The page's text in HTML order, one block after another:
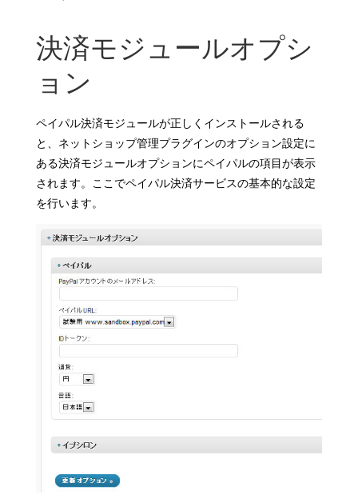
決済モジュールオプシ
ョン
ペイパル決済モジュールが正しくインストールされる
と、ネットショップ管理プラグインのオプション設定に
ある決済モジュールオプションにペイパルの項目が表示
されます。ここでペイパル決済サービスの基本的な設定
を行います。